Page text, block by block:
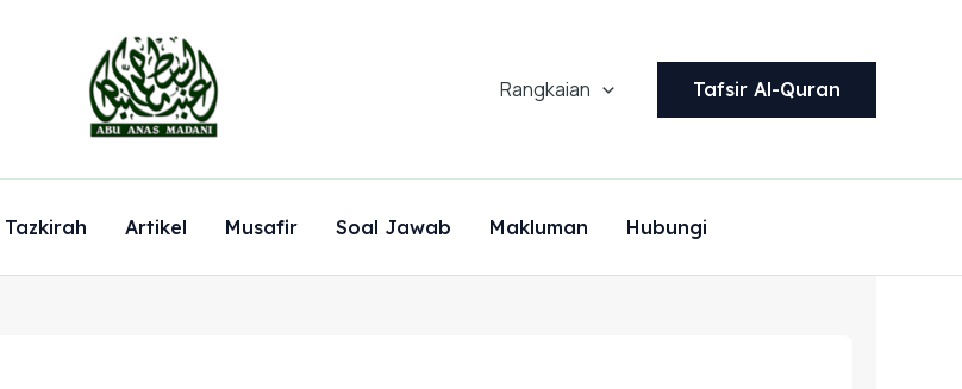
Rangkaian Tafsir Al-Quran
Tazkirah Artikel Musafir Soal Jawab Makluman Hubungi